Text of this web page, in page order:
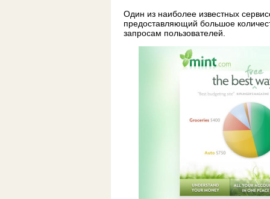
Один из наиболее известных
предоставляющий большое
запросам пользователей.